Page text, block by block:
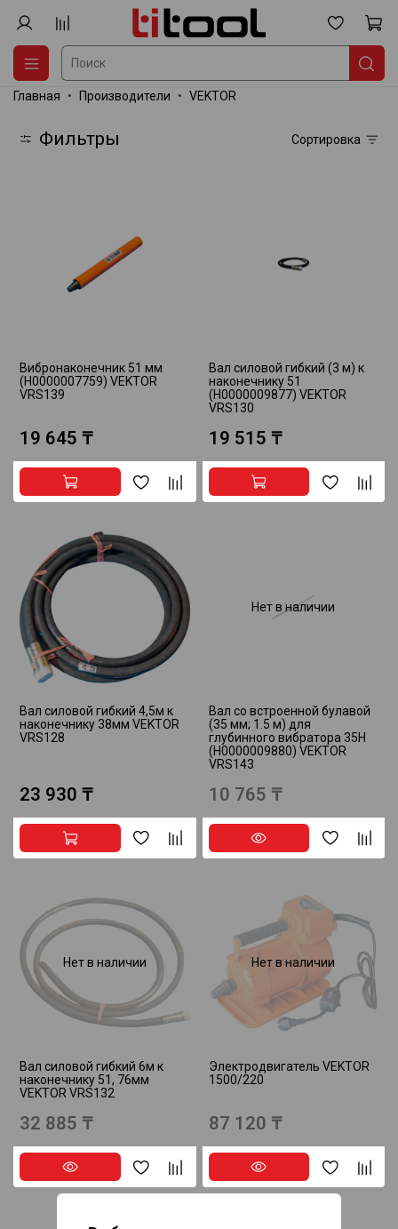
Главная Производители VEKTOR
Фильтры Сортировка
Вибронаконечник 51 мм
(Н0000007759) VEKTOR
VRS139
19 645 ₸
Вал силовой гибкий (3 м) к
наконечнику 51
(Н0000009877) VEKTOR
VRS130
19 515 ₸
Вал силовой гибкий 4,5м к
наконечнику 38мм VEKTOR
VRS128
23 930 ₸
Нет в наличии
Вал со встроенной булавой
(35 мм; 1.5 м) для
глубинного вибратора 35Н
(Н0000009880) VEKTOR
VRS143
10 765 ₸
Нет в наличии
Вал силовой гибкий 6м к
наконечнику 51, 76мм
VEKTOR VRS132
32 885 ₸
Нет в наличии
Электродвигатель VEKTOR
1500/220
87 120 ₸